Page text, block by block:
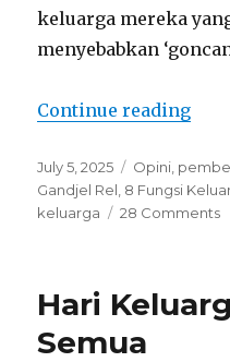
keluarga mereka
menyebabkan
Continue reading
Posted
on
July 5, 2025 Categories
Opini
Gandjel Rel 8 Fungsi
keluarga
28 Commentson
Hari
Semua